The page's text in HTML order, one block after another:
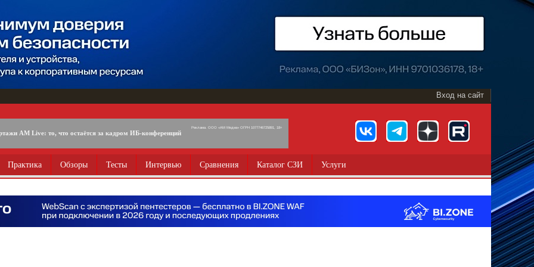
Вход на сайт
AM Live: то, что остаётся за кадром ИБ-конференций
Реклама. ООО «АМ Медиа» ОГРН 1077746725891, 18+
Практика Обзоры Тесты Интервью Сравнения Каталог СЗИ Услуги